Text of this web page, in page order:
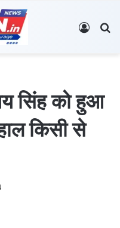
Log In
सिंह को हुआ
किसी से